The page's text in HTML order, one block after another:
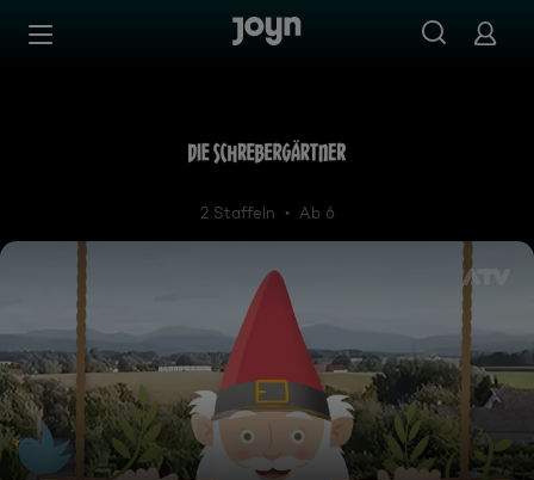
Zum Inhalt springen
Die Schrebergärtner
2 Staffeln Ab 6